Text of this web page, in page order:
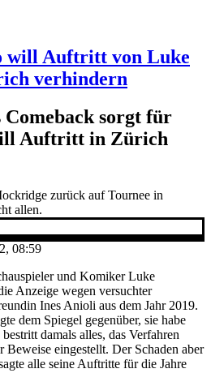
will Auftritt von Luke
verhindern
sorgt für
Auftritt in Zürich
zurück auf Tournee in
allen.
08:59
und Komiker Luke
Anzeige wegen versuchter
Ines Anioli aus dem Jahr 2019.
dem Spiegel gegenüber, sie habe
damals alles, das Verfahren
eingestellt. Der Schaden aber
alle seine Auftritte für die Jahre